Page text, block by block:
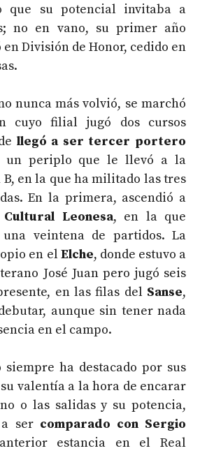
que su potencial invitaba a
no en vano, su primer año
División de Honor, cedido en
nunca más volvió, se marchó
cuyo filial jugó dos cursos
llegó a ser tercer portero
un periplo que le llevó a la
B, en la que ha militado las tres
En la primera, ascendió a
Cultural Leonesa, en la que
veintena de partidos. La
en el Elche, donde estuvo a
José Juan pero jugó seis
en las filas del Sanse,
aunque sin tener nada
en el campo.
siempre ha destacado por sus
valentía a la hora de encarar
o las salidas y su potencia,
ser comparado con Sergio
estancia en el Real